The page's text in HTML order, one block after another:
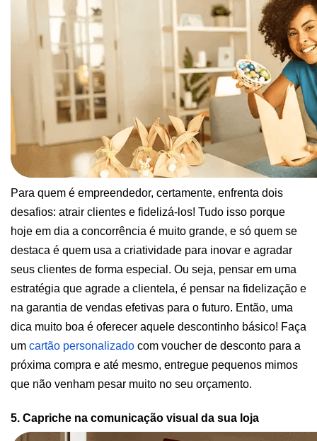
Para quem é empreendedor, certamente, enfrenta dois
desafios: atrair clientes e fidelizá-los! Tudo isso porque
hoje em dia a concorrência é muito grande, e só quem se
destaca é quem usa a criatividade para inovar e agradar
seus clientes de forma especial. Ou seja, pensar em uma
estratégia que agrade a clientela, é pensar na fidelização e
na garantia de vendas efetivas para o futuro. Então, uma
dica muito boa é oferecer aquele descontinho básico! Faça
um cartão personalizado com voucher de desconto para a
próxima compra e até mesmo, entregue pequenos mimos
que não venham pesar muito no seu orçamento.
5. Capriche na comunicação visual da sua loja